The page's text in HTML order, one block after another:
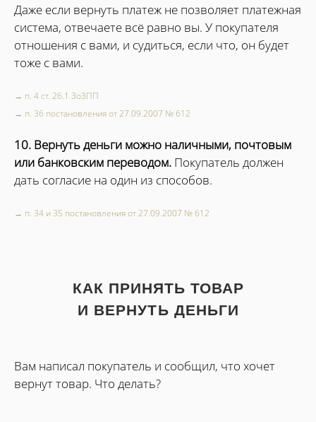
Даже если вернуть платеж не позволяет платежная
система, отвечаете всё равно вы. У покупателя
отношения с вами, и судиться, если что, он будет
тоже с вами.
→ п. 4 ст. 26.1 ЗоЗПП
→ п. 36 постановления от 27.09.2007 № 612
10. Вернуть деньги можно наличными, почтовым
или банковским переводом. Покупатель должен
дать согласие на один из способов.
→ п. 34 и 35 постановления от 27.09.2007 № 612
КАК ПРИНЯТЬ ТОВАР
И ВЕРНУТЬ ДЕНЬГИ
Вам написал покупатель и сообщил, что хочет
вернут товар. Что делать?